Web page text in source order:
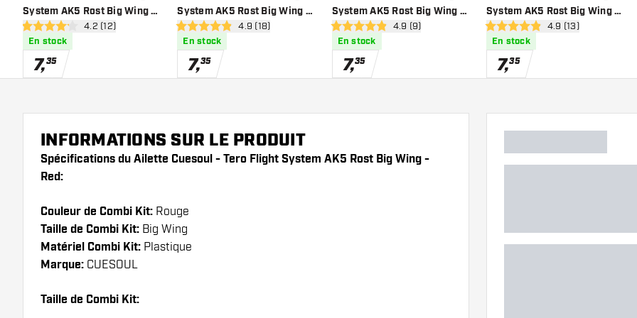
System AK5 Rost Big Wing -
Green
ouvrir le panneau des avis
4.2 étoiles de notation
4.2 (12)
En stock
7,35
System AK5 Rost Big Wing -
Black
ouvrir le panneau des avis
4.9 étoiles de notation
4.9 (18)
En stock
7,35
System AK5 Rost Big Wing -
Yellow
ouvrir le panneau des avis
4.9 étoiles de notation
4.9 (9)
En stock
7,35
System AK5 Rost Big Wing -
Purple
ouvrir le panneau
4.9 étoiles de notation
4.9 (13)
En stock
7,35
INFORMATIONS SUR LE PRODUIT
Spécifications du Ailette Cuesoul - Tero Flight System AK5 Rost Big Wing -
Red:
Couleur de Combi Kit: Rouge
Taille de Combi Kit: Big Wing
Matériel Combi Kit: Plastique
Marque: CUESOUL
Taille de Combi Kit: